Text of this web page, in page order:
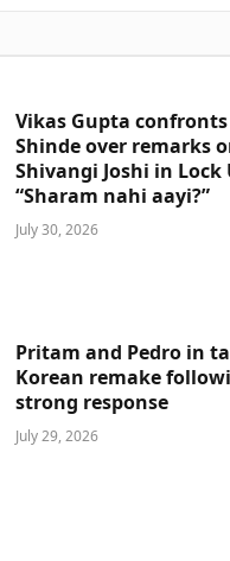
Vikas Gupta
Shinde over remarks
Shivangi Joshi in Lock
“Sharam nahi aayi?”
July 30, 2026
Pritam and Pedro in
Korean remake
strong response
July 29, 2026